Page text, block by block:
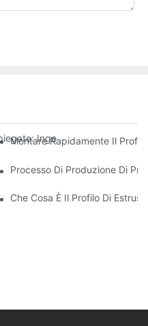
Ingegneria Dietro
Montare Rapidamente Il
Estrusioni In Alluminio Per
Processo Di Produzione Di
Che Cosa È Il Profilo Di